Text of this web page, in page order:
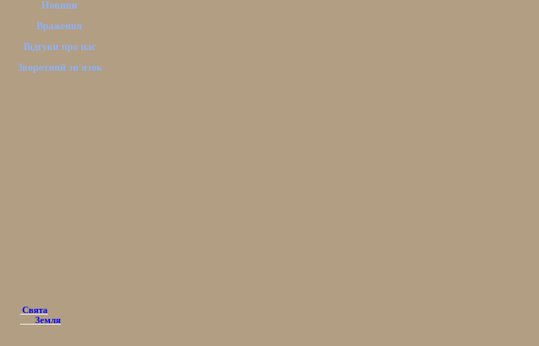
Новини
Враження
Відгуки про нас
Зворотний зв'язок
Свята
Земля